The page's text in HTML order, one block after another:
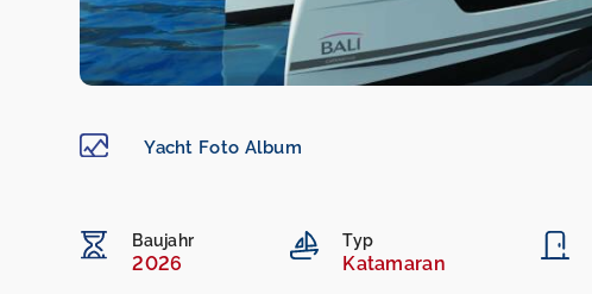
Yacht Foto Album
Baujahr
2026
Typ
Katamaran